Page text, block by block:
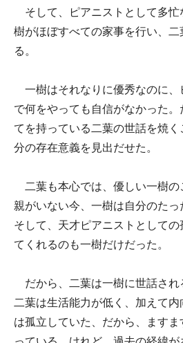
そして、ピアニストとして多忙
樹がほぼすべての家事を行い、
る。
一樹はそれなりに優秀なのに、
で何をやっても自信がなかった
てを持っている二葉の世話を焼
分の存在意義を見出だせた。
二葉も本心では、優しい一樹の
親がいない今、一樹は自分のたっ
そして、天才ピアニストとして
てくれるのも一樹だけだった。
だから、二葉は一樹に世話され
二葉は生活能力が低く、加えて
は孤立していた、だから、ます